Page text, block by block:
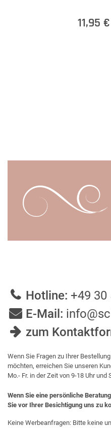
11,95 €
Hotline: +49 30
E-Mail:
zum
Wenn Sie Fragen zu Ihrer
möchten, erreichen Sie unseren
Mo.- Fr. in der Zeit von 9-18 Uhr und
Wenn Sie eine persönliche
Sie vor Ihrer Besichtigung uns zu
Keine Werbeanfragen: Bitte keine